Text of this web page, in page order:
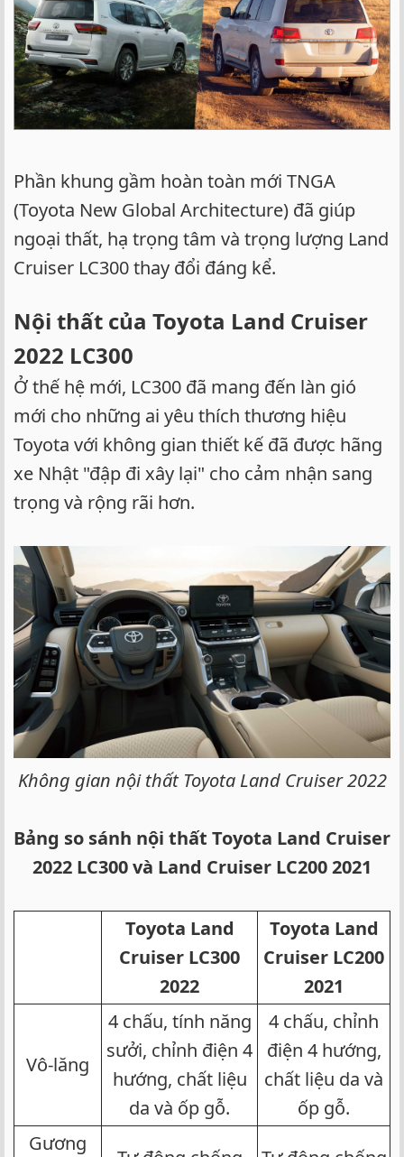
Phần khung gầm hoàn toàn mới TNGA
(Toyota New Global Architecture) đã giúp
ngoại thất, hạ trọng tâm và trọng lượng Land
Cruiser LC300 thay đổi đáng kể.
Nội thất của Toyota Land Cruiser
2022 LC300​
Ở thế hệ mới, LC300 đã mang đến làn gió
mới cho những ai yêu thích thương hiệu
Toyota với không gian thiết kế đã được hãng
xe Nhật "đập đi xây lại" cho cảm nhận sang
trọng và rộng rãi hơn.
Không gian nội thất Toyota Land Cruiser 2022
Bảng so sánh nội thất Toyota Land Cruiser
2022 LC300 và Land Cruiser LC200 2021
Toyota Land
Cruiser LC300
2022
Toyota Land
Cruiser LC200
2021
Vô-lăng​
4 chấu, tính năng
sưởi, chỉnh điện 4
hướng, chất liệu
da và ốp gỗ.​
4 chấu, chỉnh
điện 4 hướng,
chất liệu da và
ốp gỗ.​
Gương